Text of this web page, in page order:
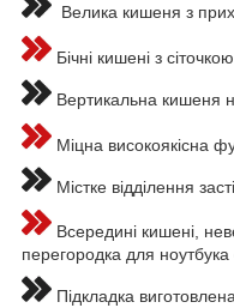
Велика кишеня з
Бічні кишені з сіточкою,
Вертикальна кишеня
Міцна високоякісна
Містке відділення
Всередині кишені,
перегородка для
Підкладка